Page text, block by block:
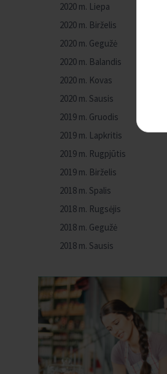
2020 m. Liepa
2020 m. Birželis
2020 m. Gegužė
2020 m. Balandis
2020 m. Kovas
2020 m. Sausis
2019 m. Gruodis
2019 m. Lapkritis
2019 m. Rugpjūtis
2019 m. Birželis
2018 m. Spalis
2018 m. Rugsėjis
2018 m. Gegužė
2018 m. Sausis